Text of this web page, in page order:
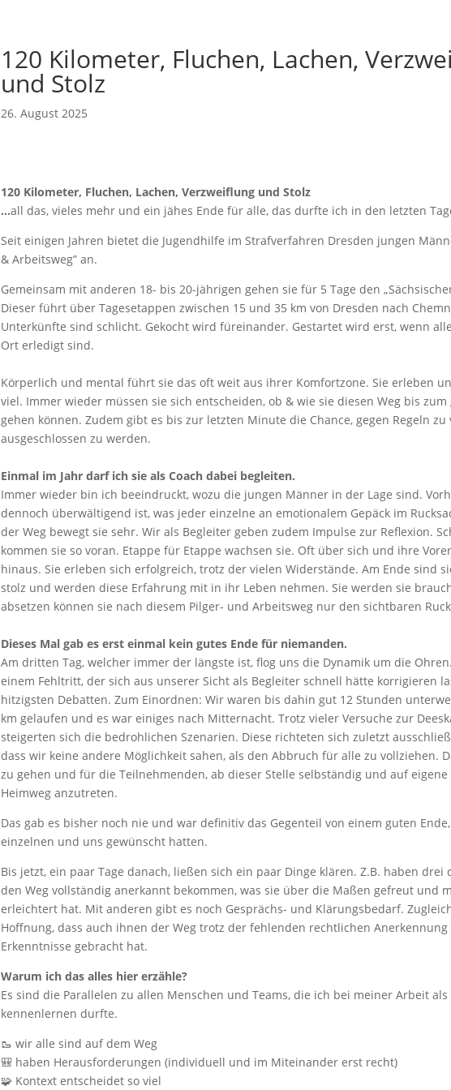
120 Kilometer, Fluchen, Lachen,
und Stolz
26. August 2025
120 Kilometer, Fluchen, Lachen, Verzweiflung und Stolz
…all das, vieles mehr und ein jähes Ende für alle, das durfte ich in den letzten
Seit einigen Jahren bietet die Jugendhilfe im Strafverfahren Dresden jungen
& Arbeitsweg” an.
Gemeinsam mit anderen 18- bis 20-jährigen gehen sie für 5 Tage den
Dieser führt über Tagesetappen zwischen 15 und 35 km von Dresden nach
Unterkünfte sind schlicht. Gekocht wird füreinander. Gestartet wird erst, wenn
Ort erledigt sind.
Körperlich und mental führt sie das oft weit aus ihrer Komfortzone. Sie erleben
viel. Immer wieder müssen sie sich entscheiden, ob & wie sie diesen Weg bis zum
gehen können. Zudem gibt es bis zur letzten Minute die Chance, gegen Regeln
ausgeschlossen zu werden.
Einmal im Jahr darf ich sie als Coach dabei begleiten.
Immer wieder bin ich beeindruckt, wozu die jungen Männer in der Lage sind.
dennoch überwältigend ist, was jeder einzelne an emotionalem Gepäck im
der Weg bewegt sie sehr. Wir als Begleiter geben zudem Impulse zur Reflexion.
kommen sie so voran. Etappe für Etappe wachsen sie. Oft über sich und ihre
hinaus. Sie erleben sich erfolgreich, trotz der vielen Widerstände. Am Ende sind
stolz und werden diese Erfahrung mit in ihr Leben nehmen. Sie werden sie
absetzen können sie nach diesem Pilger- und Arbeitsweg nur den sichtbaren
Dieses Mal gab es erst einmal kein gutes Ende für niemanden.
Am dritten Tag, welcher immer der längste ist, flog uns die Dynamik um die
einem Fehltritt, der sich aus unserer Sicht als Begleiter schnell hätte korrigieren
hitzigsten Debatten. Zum Einordnen: Wir waren bis dahin gut 12 Stunden
km gelaufen und es war einiges nach Mitternacht. Trotz vieler Versuche zur
steigerten sich die bedrohlichen Szenarien. Diese richteten sich zuletzt
dass wir keine andere Möglichkeit sahen, als den Abbruch für alle zu vollziehen.
zu gehen und für die Teilnehmenden, ab dieser Stelle selbständig und auf eigene
Heimweg anzutreten.
Das gab es bisher noch nie und war definitiv das Gegenteil von einem guten
einzelnen und uns gewünscht hatten.
Bis jetzt, ein paar Tage danach, ließen sich ein paar Dinge klären. Z.B. haben drei
den Weg vollständig anerkannt bekommen, was sie über die Maßen gefreut und
erleichtert hat. Mit anderen gibt es noch Gesprächs- und Klärungsbedarf.
Hoffnung, dass auch ihnen der Weg trotz der fehlenden rechtlichen Anerkennung
Erkenntnisse gebracht hat.
Warum ich das alles hier erzähle?
Es sind die Parallelen zu allen Menschen und Teams, die ich bei meiner Arbeit als
kennenlernen durfte.
🥾 wir alle sind auf dem Weg
🎒 haben Herausforderungen (individuell und im Miteinander erst recht)
🧩 Kontext entscheidet so viel